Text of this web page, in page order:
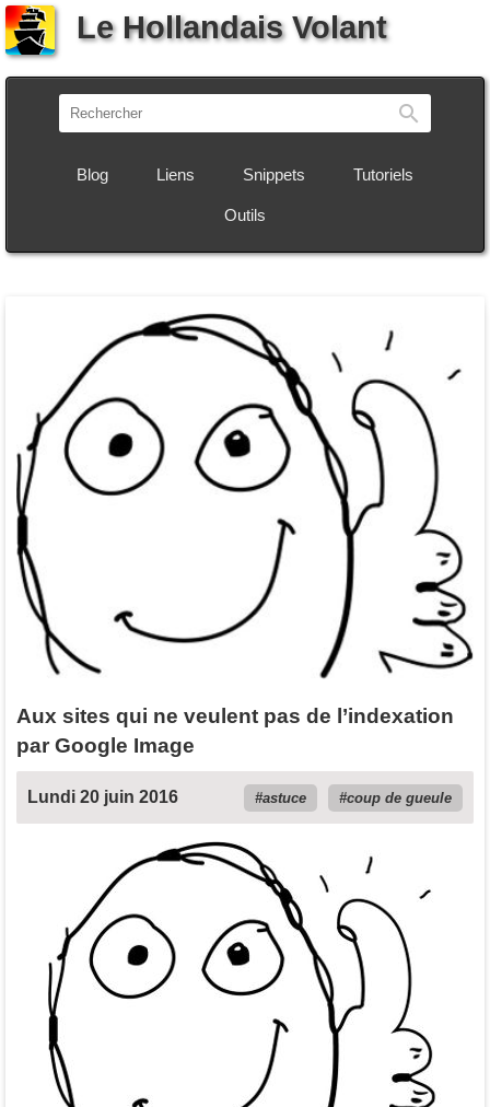
Le Hollandais Volant
Blog Liens Snippets Tutoriels
Outils
Aux sites qui ne veulent pas de l’indexation
par Google Image
Lundi 20 juin 2016 astuce coup de gueule